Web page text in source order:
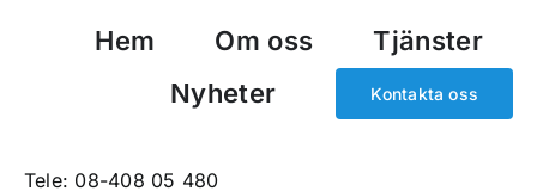
Hem Om oss
Tjänster
Nyheter
Kontakta oss
Tele: 08-408 05 480